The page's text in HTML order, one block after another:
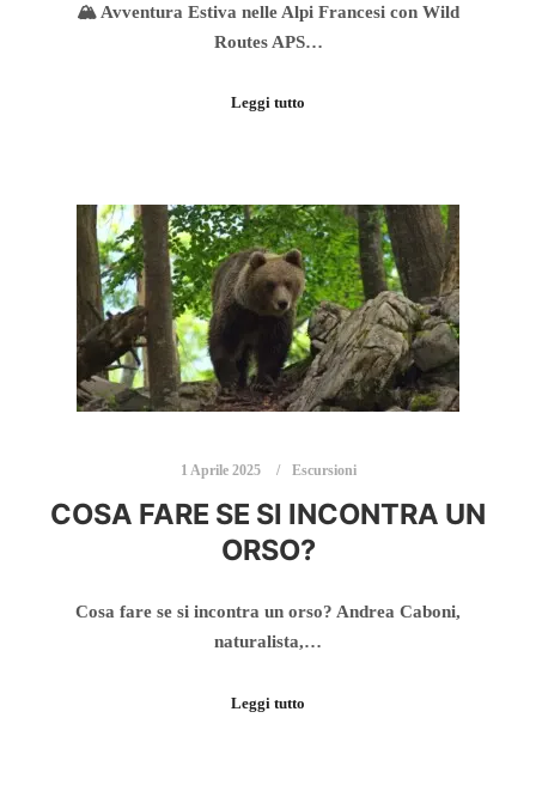
🏔️ Avventura Estiva nelle Alpi Francesi con Wild
Routes APS…
Leggi tutto
1 Aprile 2025 Escursioni
COSA FARE SE SI INCONTRA UN
ORSO?​
Cosa fare se si incontra un orso? Andrea Caboni,
naturalista,…
Leggi tutto